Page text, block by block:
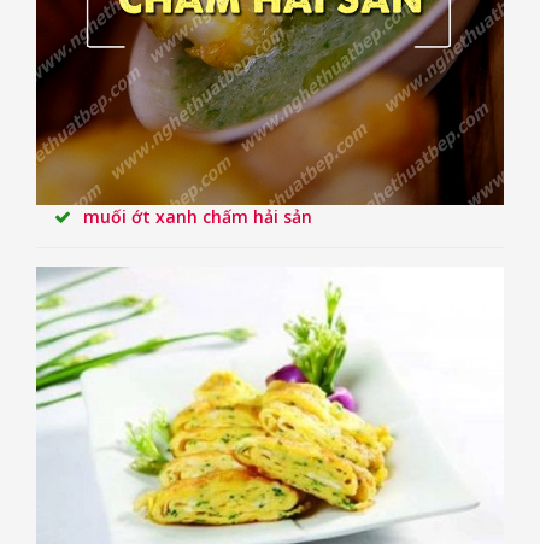
muối ớt xanh chấm hải sản